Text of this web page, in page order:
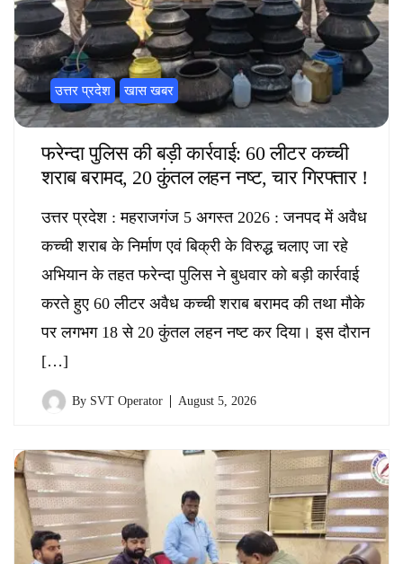
उत्तर प्रदेश खास खबर
फरेन्दा पुलिस की बड़ी कार्रवाई: 60 लीटर कच्ची
शराब बरामद, 20 कुंतल लहन नष्ट, चार गिरफ्तार !
उत्तर प्रदेश : महराजगंज 5 अगस्त 2026 : जनपद में अवैध
कच्ची शराब के निर्माण एवं बिक्री के विरुद्ध चलाए जा रहे
अभियान के तहत फरेन्दा पुलिस ने बुधवार को बड़ी कार्रवाई
करते हुए 60 लीटर अवैध कच्ची शराब बरामद की तथा मौके
पर लगभग 18 से 20 कुंतल लहन नष्ट कर दिया। इस दौरान
[…]
By SVT Operator August 5, 2026